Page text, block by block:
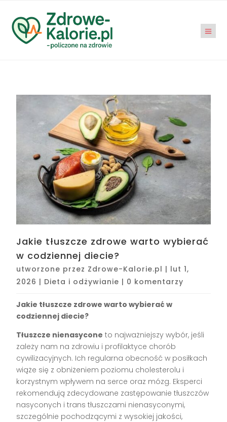
Jakie tłuszcze zdrowe warto wybierać
w codziennej diecie?
utworzone przez Zdrowe-Kalorie.pl | lut 1,
2026 | Dieta i odżywianie | 0 komentarzy
Jakie tłuszcze zdrowe warto wybierać w
codziennej diecie?
Tłuszcze nienasycone to najważniejszy wybór, jeśli
zależy nam na zdrowiu i profilaktyce chorób
cywilizacyjnych. Ich regularna obecność w posiłkach
wiąże się z obniżeniem poziomu cholesterolu i
korzystnym wpływem na serce oraz mózg. Eksperci
rekomendują zdecydowane zastępowanie tłuszczów
nasyconych i trans tłuszczami nienasyconymi,
szczególnie pochodzącymi z wysokiej jakości,